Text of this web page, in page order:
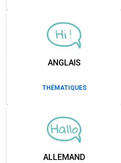
ANGLAIS
THÉMATIQUES
ALLEMAND